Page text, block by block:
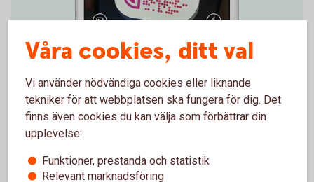
Enklare betalningar
QR-koder används även för Swish. Med dessa blir
betalningarna enklare och du kan swisha snabbare.
Du kan skanna andras QR-koder, visa din QR-kod och
skapa en egen.
Våra cookies, ditt val
Vi använder nödvändiga cookies eller liknande
tekniker för att webbplatsen ska fungera för dig. Det
finns även cookies du kan välja som förbättrar din
upplevelse:
Funktioner, prestanda och statistik
Relevant marknadsföring